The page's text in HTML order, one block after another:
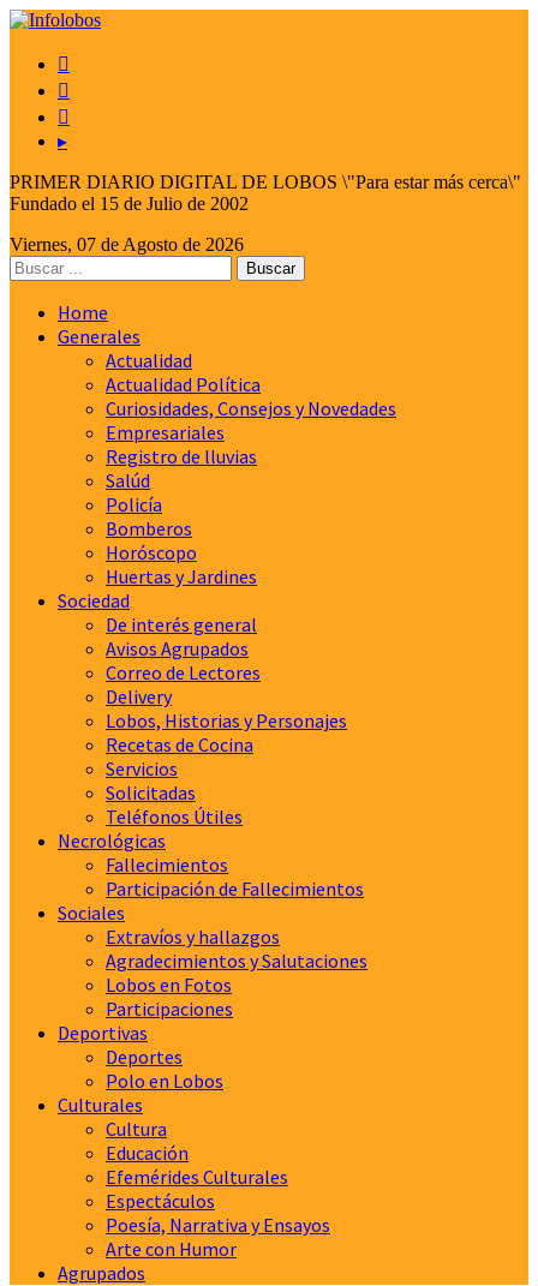



▸
PRIMER DIARIO DIGITAL DE LOBOS \"Para estar más cerca\"
Fundado el 15 de Julio de 2002
Viernes, 07 de Agosto de 2026
Home
Generales
Actualidad
Actualidad Política
Curiosidades, Consejos y Novedades
Empresariales
Registro de lluvias
Salúd
Policía
Bomberos
Horóscopo
Huertas y Jardines
Sociedad
De interés general
Avisos Agrupados
Correo de Lectores
Delivery
Lobos, Historias y Personajes
Recetas de Cocina
Servicios
Solicitadas
Teléfonos Útiles
Necrológicas
Fallecimientos
Participación de Fallecimientos
Sociales
Extravíos y hallazgos
Agradecimientos y Salutaciones
Lobos en Fotos
Participaciones
Deportivas
Deportes
Polo en Lobos
Culturales
Cultura
Educación
Efemérides Culturales
Espectáculos
Poesía, Narrativa y Ensayos
Arte con Humor
Agrupados